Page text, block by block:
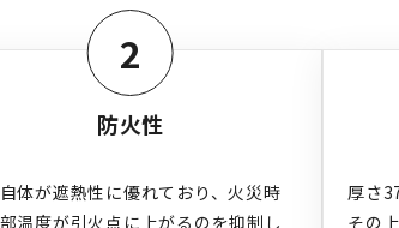
2
防火性
体が遮熱性に優れており、火災時
温度が引火点に上がるのを抑制し
厚さ
その